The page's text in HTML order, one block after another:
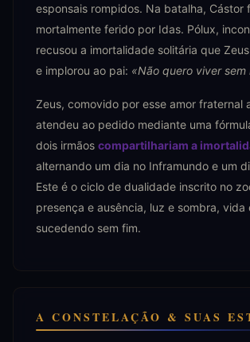
esponsais rompidos. Na batalha, Cástor
mortalmente ferido por Idas. Pólux,
recusou a imortalidade solitária que
e implorou ao pai: «Não quero viver sem
Zeus, comovido por esse amor fraternal
atendeu ao pedido mediante uma
dois irmãos compartilhariam a
alternando um dia no Inframundo e um
Este é o ciclo de dualidade inscrito no
presença e ausência, luz e sombra, vida
sucedendo sem fim.
A CONSTELAÇÃO & SUAS